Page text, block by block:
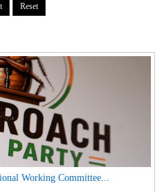
Working Committee...